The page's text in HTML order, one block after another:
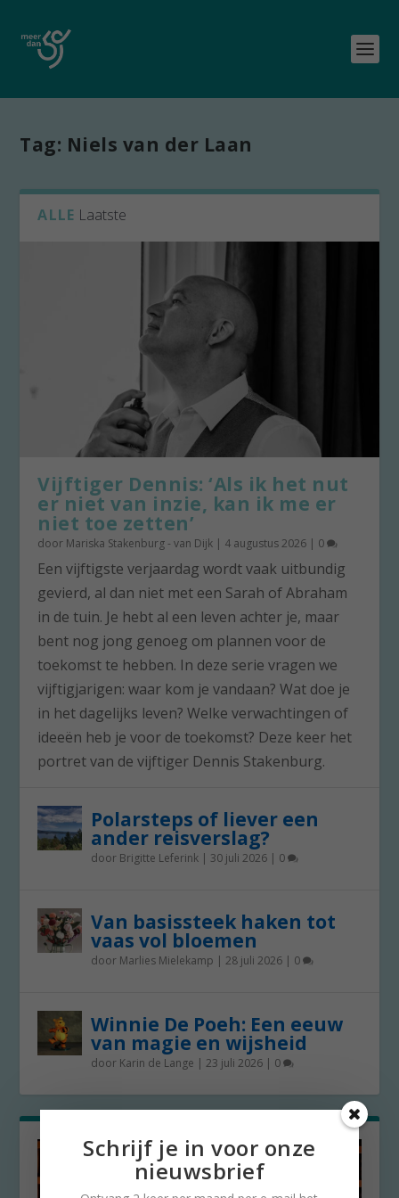
Tag: Niels van der Laan
ALLE Laatste
Vijftiger Dennis: ‘Als ik het nut
er niet van inzie, kan ik me er
niet toe zetten’
door Mariska Stakenburg - van Dijk | 4 augustus 2026 | 0
Een vijftigste verjaardag wordt vaak uitbundig
gevierd, al dan niet met een Sarah of Abraham
in de tuin. Je hebt al een leven achter je, maar
bent nog jong genoeg om plannen voor de
toekomst te hebben. In deze serie vragen we
vijftigjarigen: waar kom je vandaan? Wat doe je
in het dagelijks leven? Welke verwachtingen of
ideeën heb je voor de toekomst? Deze keer het
portret van de vijftiger Dennis Stakenburg.
Polarsteps of liever een
ander reisverslag?
door Brigitte Leferink | 30 juli 2026 | 0
Van basissteek haken tot
vaas vol bloemen
door Marlies Mielekamp |28 juli 2026 | 0
Winnie De Poeh: Een eeuw
van magie en wijsheid
door Karin de Lange |23 juli 2026 | 0
Schrijf je in voor onze
nieuwsbrief